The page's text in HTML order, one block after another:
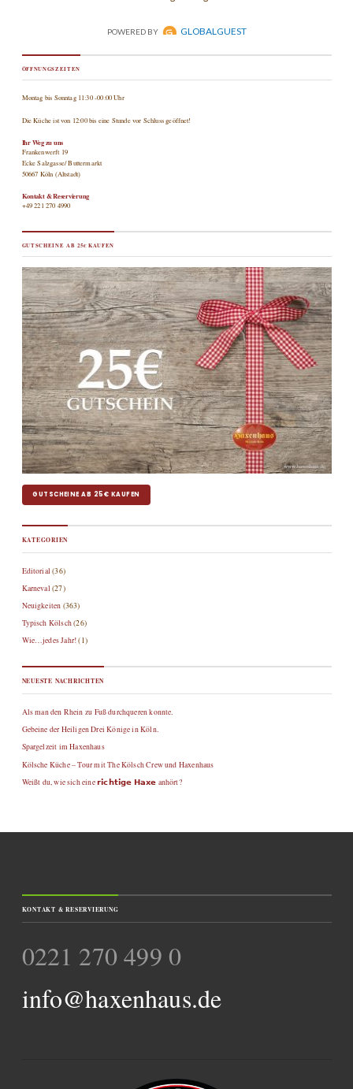
ÖFFNUNGSZEITEN
Montag bis Sonntag 11:30 -00:00 Uhr
Die Küche ist von 12:00 bis eine Stunde vor Schluss geöffnet!
Ihr Weg zu uns
Frankenwerft 19
Ecke Salzgasse/ Buttermarkt
50667 Köln (Altstadt)
Kontakt & Reservierung
+49 221 270 4990
GUTSCHEINE AB 25€ KAUFEN
GUTSCHEINE AB 25€ KAUFEN
KATEGORIEN
Editorial (36)
Karneval (27)
Neuigkeiten (363)
Typisch Kölsch(26)
Wie…jedes Jahr!(1)
NEUESTE NACHRICHTEN
Als man den Rhein zu Fuß durchqueren konnte.
Gebeine der Heiligen Drei Könige in Köln.
Spargelzeit im Haxenhaus
Kölsche Küche – Tour mit The Kölsch Crew und Haxenhaus
Weißt du, wie sich eine 𝗿𝗶𝗰𝗵𝘁𝗶𝗴𝗲 𝗛𝗮𝘅𝗲 anhört?
KONTAKT & RESERVIERUNG
0221 270 499 0
info@haxenhaus.de